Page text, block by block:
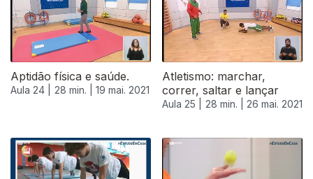
Aptidão física e saúde.
Aula 24 | 28 min. | 19 mai. 2021
Atletismo: marchar,
correr, saltar e lançar
Aula 25 | 28 min. | 26 mai. 2021